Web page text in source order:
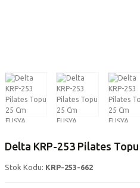
Delta KRP-253 Pilates Topu
Stok Kodu: KRP-253-662